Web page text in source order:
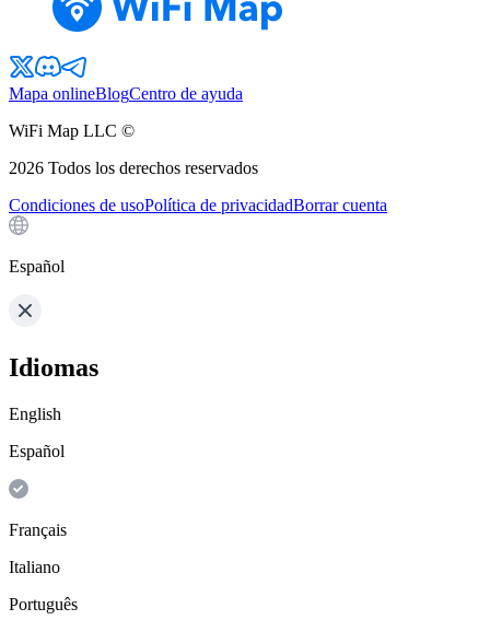
Mapa onlineBlogCentro de ayuda
WiFi Map LLC ©
2026 Todos los derechos reservados
Condiciones de usoPolítica de privacidadBorrar cuenta
Español
Idiomas
English
Español
Français
Italiano
Português